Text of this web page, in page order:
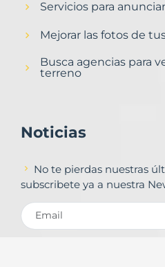
Servicios para
Mejorar las fotos de
Busca agencias para
terreno
Noticias
No te pierdas nuestras
subscribete ya a nuestra